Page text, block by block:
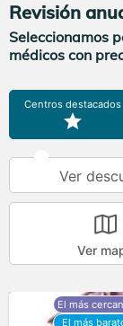
Revisión
Seleccionamos
médicos con
Centros destacados
Ver
Ver